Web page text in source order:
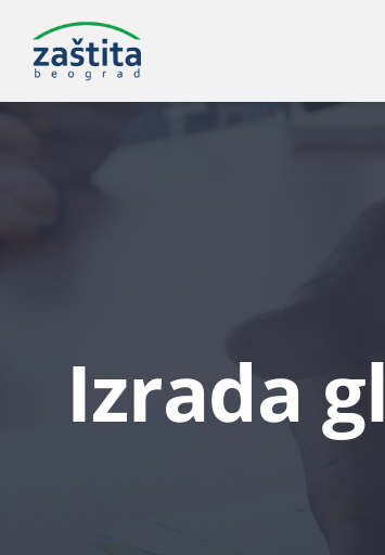
content
Izrada